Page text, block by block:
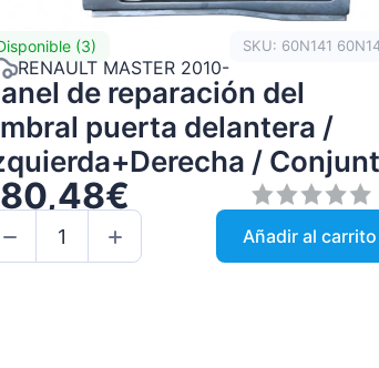
(3) SKU: 60N141
RENAULT MASTER 2010-
de reparación del
puerta delantera /
/
Añadir al carrito